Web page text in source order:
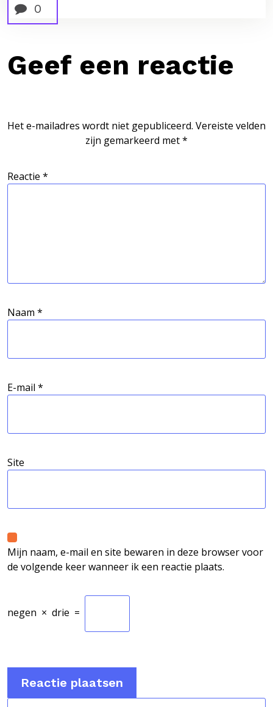
0
Geef een reactie
Het e-mailadres wordt niet gepubliceerd. Vereiste velden
zijn gemarkeerd met*
Reactie *
Naam *
E-mail *
Site
Mijn naam, e-mail en site bewaren in deze browser voor
de volgende keer wanneer ik een reactie plaats.
negen × drie =